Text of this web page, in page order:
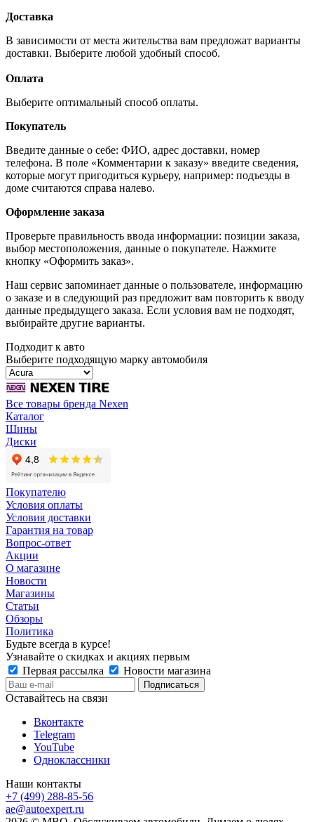
Доставка
В зависимости от места жительства вам предложат варианты
доставки. Выберите любой удобный способ.
Оплата
Выберите оптимальный способ оплаты.
Покупатель
Введите данные о себе: ФИО, адрес доставки, номер
телефона. В поле «Комментарии к заказу» введите сведения,
которые могут пригодиться курьеру, например: подъезды в
доме считаются справа налево.
Оформление заказа
Проверьте правильность ввода информации: позиции заказа,
выбор местоположения, данные о покупателе. Нажмите
кнопку «Оформить заказ».
Наш сервис запоминает данные о пользователе, информацию
о заказе и в следующий раз предложит вам повторить к вводу
данные предыдущего заказа. Если условия вам не подходят,
выбирайте другие варианты.
Подходит к авто
Выберите подходящую марку автомобиля
Все товары бренда Nexen
Каталог
Шины
Диски
Покупателю
Условия оплаты
Условия доставки
Гарантия на товар
Вопрос-ответ
Акции
О магазине
Новости
Магазины
Статьи
Обзоры
Политика
Будьте всегда в курсе!
Узнавайте о скидках и акциях первым
Первая рассылка
Новости магазина
Оставайтесь на связи
Вконтакте
Telegram
YouTube
Одноклассники
Наши контакты
+7 (499) 288-85-56
ae@autoexpert.ru